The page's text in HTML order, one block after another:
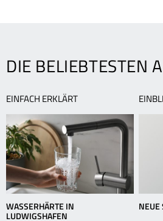
DIE BELIEBTESTEN
EINFACH ERKLÄRT
WASSERHÄRTE IN
LUDWIGSHAFEN
NEUE